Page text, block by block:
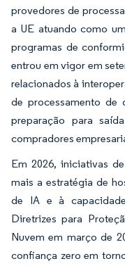
provedores de
a UE atuando como
programas de
entrou em vigor em
relacionados à
de processamento de
preparação para
compradores
Em 2026, iniciativas
mais a estratégia de
de IA e à
Diretrizes para
Nuvem em março de
confiança zero em